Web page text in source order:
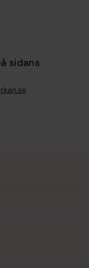
sidans